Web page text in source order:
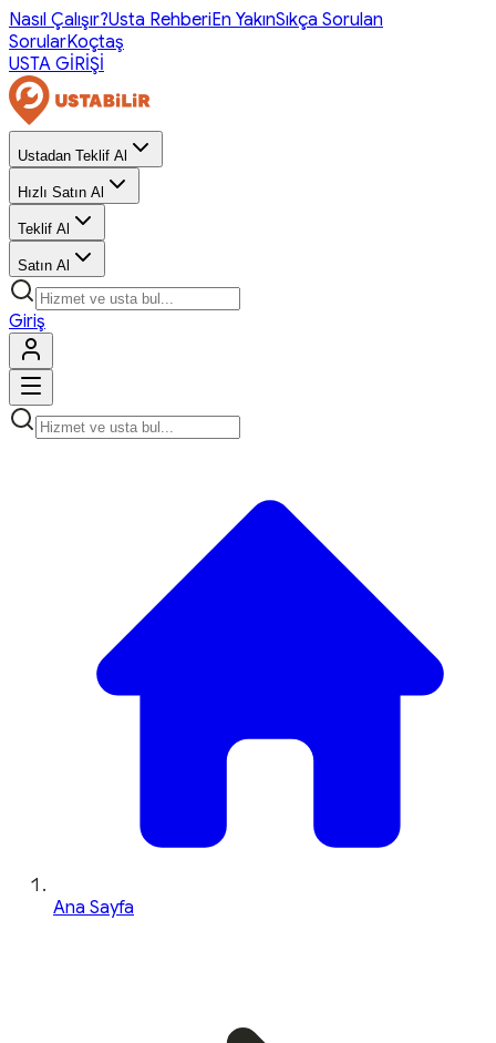
Nasıl Çalışır?Usta RehberiEn YakınSıkça Sorulan
SorularKoçtaş
USTA GİRİŞİ
Ustadan Teklif Al
Hızlı Satın Al
Teklif Al
Satın Al
Giriş
Ana Sayfa